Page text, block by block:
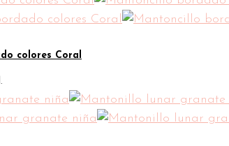
colores Coral